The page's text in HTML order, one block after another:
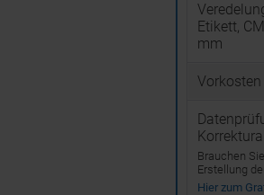
Etikett,
mm
Vorkosten
Brauchen
Erstellung
Hier zum